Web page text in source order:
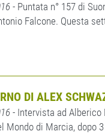
- Puntata n° 157 di
Falcone. Questa
DI ALEX
- Intervista ad Alberico
Mondo di Marcia, dopo